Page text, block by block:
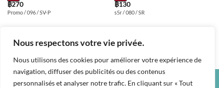
Nous respectons votre vie privée.
Nous utilisons des cookies pour améliorer votre expérience de
navigation, diffuser des publicités ou des contenus
personnalisés et analyser notre trafic. En cliquant sur « Tout
฿270
Promo / 096 / SV-P
฿130
s5r / 080 / SR
Credit Visa PayPal